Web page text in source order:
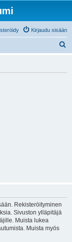
Kirjaudu sisään
Rekisteröityminen
Sivuston ylläpitäjä
Muista lukea
Muista myös